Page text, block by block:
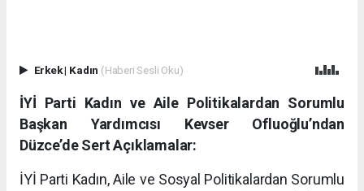
Erkek| Kadın (Haberi Sesli Oku)
İYİ Parti Kadın ve Aile Politikalardan Sorumlu
Başkan Yardımcısı Kevser Ofluoğlu’ndan
Düzce’de Sert Açıklamalar:
İYİ Parti Kadın, Aile ve Sosyal Politikalardan Sorumlu